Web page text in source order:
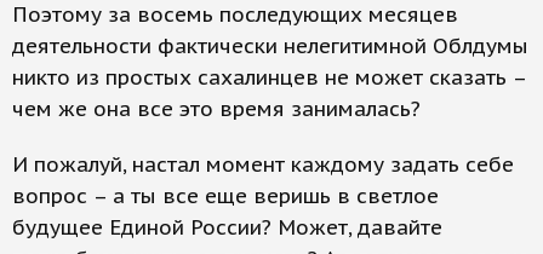
Поэтому за восемь последующих месяцев
деятельности фактически нелегитимной Облдумы
никто из простых сахалинцев не может сказать –
чем же она все это время занималась?
И пожалуй, настал момент каждому задать себе
вопрос – а ты все еще веришь в светлое
будущее Единой России? Может, давайте